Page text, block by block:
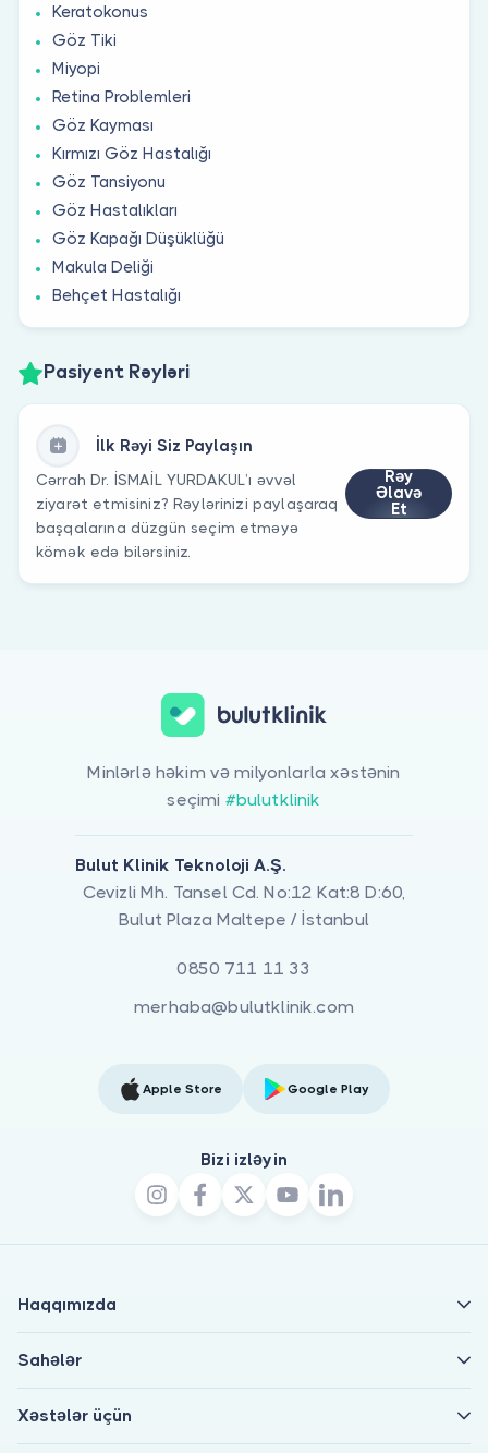
Keratokonus
Göz Tiki
Miyopi
Retina Problemleri
Göz Kayması
Kırmızı Göz Hastalığı
Göz Tansiyonu
Göz Hastalıkları
Göz Kapağı Düşüklüğü
Makula Deliği
Behçet Hastalığı
Pasiyent Rəyləri
İlk Rəyi Siz Paylaşın
Cərrah Dr. İSMAİL YURDAKUL’ı əvvəl
ziyarət etmisiniz? Rəylərinizi paylaşaraq
başqalarına düzgün seçim etməyə
kömək edə bilərsiniz.
Rəy
Əlavə
Et
Minlərlə həkim və milyonlarla xəstənin
seçimi #bulutklinik
Bulut Klinik Teknoloji A.Ş.
Cevizli Mh. Tansel Cd. No:12 Kat:8 D:60,
Bulut Plaza Maltepe / İstanbul
0850 711 11 33
merhaba@bulutklinik.com
Apple Store Google Play
Bizi izləyin
Haqqımızda
Sahələr
Xəstələr üçün